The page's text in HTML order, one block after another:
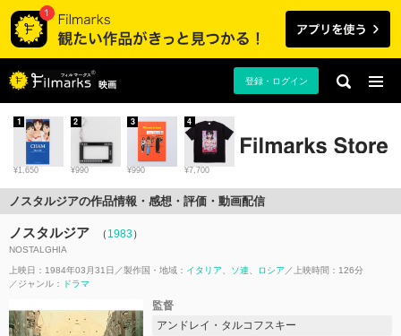
映画 登録・ログイン
¥1,650
1
¥990
2
¥990
3
¥7,700
4
ノスタルジアの作品情報・感想・評価・動画配信
ノスタルジア （ 1983）
NOSTALGHIA
上映日：1984年03月31日 製作国・地域： イタリア ソ連 ロシア
上映時間：126分
ジャンル：
ドラマ
監督
アンドレイ・タルコフスキー